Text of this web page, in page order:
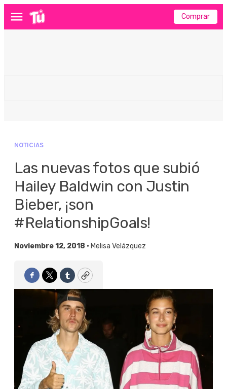
Menú Comprar
NOTICIAS
Las nuevas fotos que subió
Hailey Baldwin con Justin
Bieber, ¡son
#RelationshipGoals!
Noviembre 12, 2018 • Melisa Velázquez
Facebook
TwitterTumblrCopy